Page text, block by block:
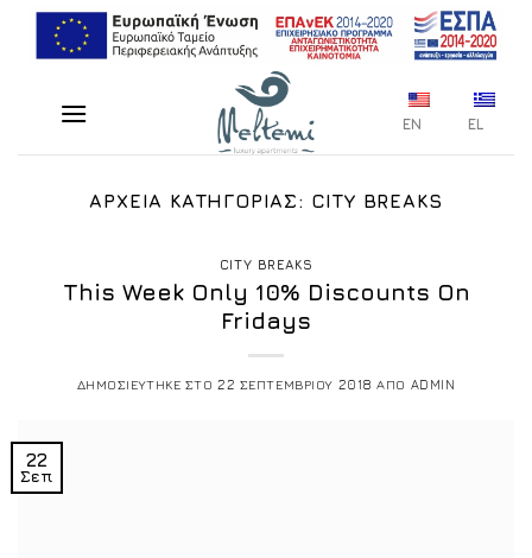
Μετάβαση
EN EL
ΑΡΧΕΙΑ ΚΑΤΗΓΟΡΙΑΣ: CITY BREAKS
CITY BREAKS
This Week Only 10% Discounts On
Fridays
ΔΗΜΟΣΙΕΥΤΗΚΕ ΣΤΟ22 ΣΕΠΤΕΜΒΡΙΟΥ 2018 ΑΠΟ ADMIN
22
Σεπ